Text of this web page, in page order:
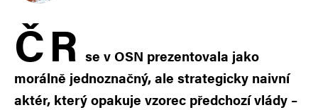
ČR se v OSN prezentovala jako
morálně jednoznačný, ale strategicky naivní
aktér, který opakuje vzorec předchozí vlády –